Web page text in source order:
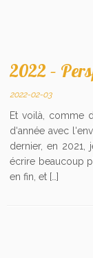
2022 –
2022-02-03
Et voilà, comme
d‘année avec
dernier, en 2021,
écrire beaucoup
en fin, et […]